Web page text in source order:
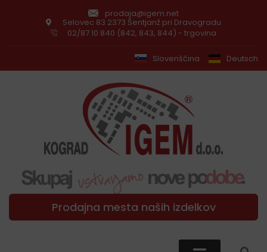
prodaja@igem.net
Selovec 83 2373 Šentjanž pri Dravogradu
02/87 10 840 (842, 843, 844) - trgovina
Slovenščina Deutsch
Prodajna mesta naših izdelkov